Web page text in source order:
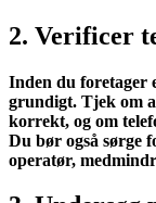
2. Verificer
Inden du foretager
grundigt. Tjek om
korrekt, og om
Du bør også sørge
operatør,